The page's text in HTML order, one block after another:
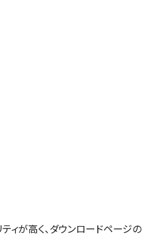
ィが高く、ダウンロードページの